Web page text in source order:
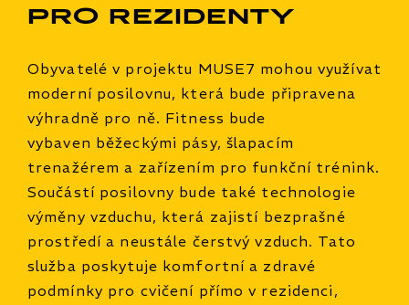
pro rezidenty
Obyvatelé v projektu MUSE7 mohou využívat
moderní posilovnu, která bude připravena
výhradně pro ně. Fitness bude
vybaven běžeckými pásy, šlapacím
trenažérem a zařízením pro funkční trénink.
Součástí posilovny bude také technologie
výměny vzduchu, která zajistí bezprašné
prostředí a neustále čerstvý vzduch. Tato
služba poskytuje komfortní a zdravé
podmínky pro cvičení přímo v rezidenci,